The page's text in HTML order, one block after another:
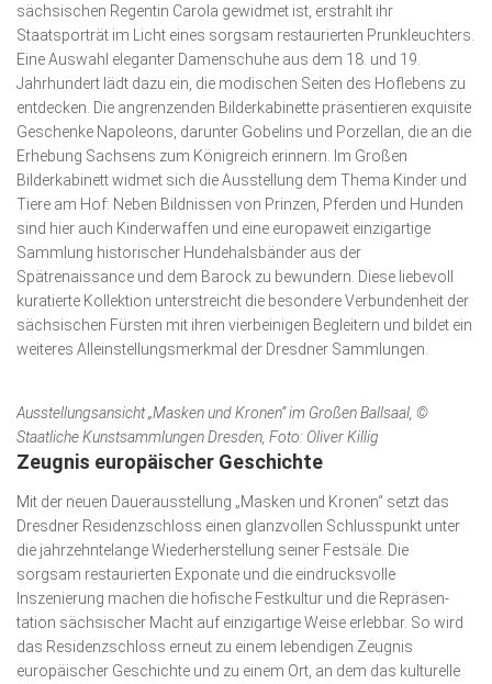
sächsischen Regentin Carola gewidmet ist, erstrahlt ihr
Staatsporträt im Licht eines sorgsam restaurierten Prunk­leuch­ters.
Eine Auswahl eleganter Damenschuhe aus dem 18. und 19.
Jahrhundert lädt dazu ein, die modischen Sei­ten des Hoflebens zu
entdecken. Die angrenzenden Bilder­kabinette präsentieren exquisite
Geschenke Napoleons, darunter Gobelins und Por­zellan, die an die
Erhebung Sachsens zum Königreich erinnern. Im Großen
Bilderkabinett widmet sich die Aus­stel­lung dem Thema Kinder und
Tiere am Hof: Neben Bildnissen von Prin­zen, Pferden und Hunden
sind hier auch Kinderwaffen und eine europaweit einzigartige
Samm­lung historischer Hunde­halsbänder aus der
Spätrenaissance und dem Barock zu bewundern. Diese liebevoll
kuratierte Kol­lektion unterstreicht die besondere Verbundenheit der
sächsischen Fürsten mit ihren vierbeinigen Begleitern und bildet ein
weiteres Allein­stel­lungs­merkmal der Dresdner Sammlungen.
Ausstellungsansicht „Masken und Kronen” im Großen Ballsaal, ©
Staatliche Kunstsammlungen Dresden, Foto: Oliver Killig
Zeugnis europäischer Geschichte
Mit der neuen Dauerausstellung „Masken und Kronen“ setzt das
Dresdner Residenzschloss einen glanzvollen Schlusspunkt unter
die jahrzehntelange Wiederherstellung seiner Festsäle. Die
sorgsam restaurierten Exponate und die eindrucksvolle
Inszenierung machen die höfische Festkultur und die Reprä­sen­
tation sächsischer Macht auf einzigartige Weise erlebbar. So wird
das Residenzschloss erneut zu einem lebendigen Zeugnis
europäischer Geschichte und zu einem Ort, an dem das kulturelle